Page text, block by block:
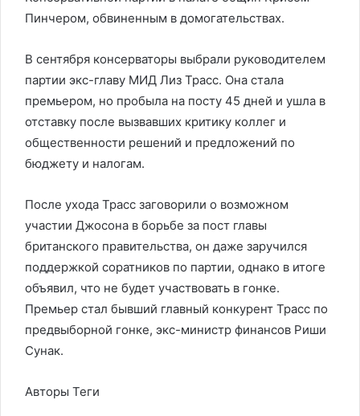
Пинчером, обвиненным в домогательствах.
В сентября консерваторы выбрали руководителем
партии экс-главу МИД Лиз Трасс. Она стала
премьером, но пробыла на посту 45 дней и ушла в
отставку после вызвавших критику коллег и
общественности решений и предложений по
бюджету и налогам.
После ухода Трасс заговорили о возможном
участии Джосона в борьбе за пост главы
британского правительства, он даже заручился
поддержкой соратников по партии, однако в итоге
объявил, что не будет участвовать в гонке.
Премьер стал бывший главный конкурент Трасс по
предвыборной гонке, экс-министр финансов Риши
Сунак.
Авторы Теги